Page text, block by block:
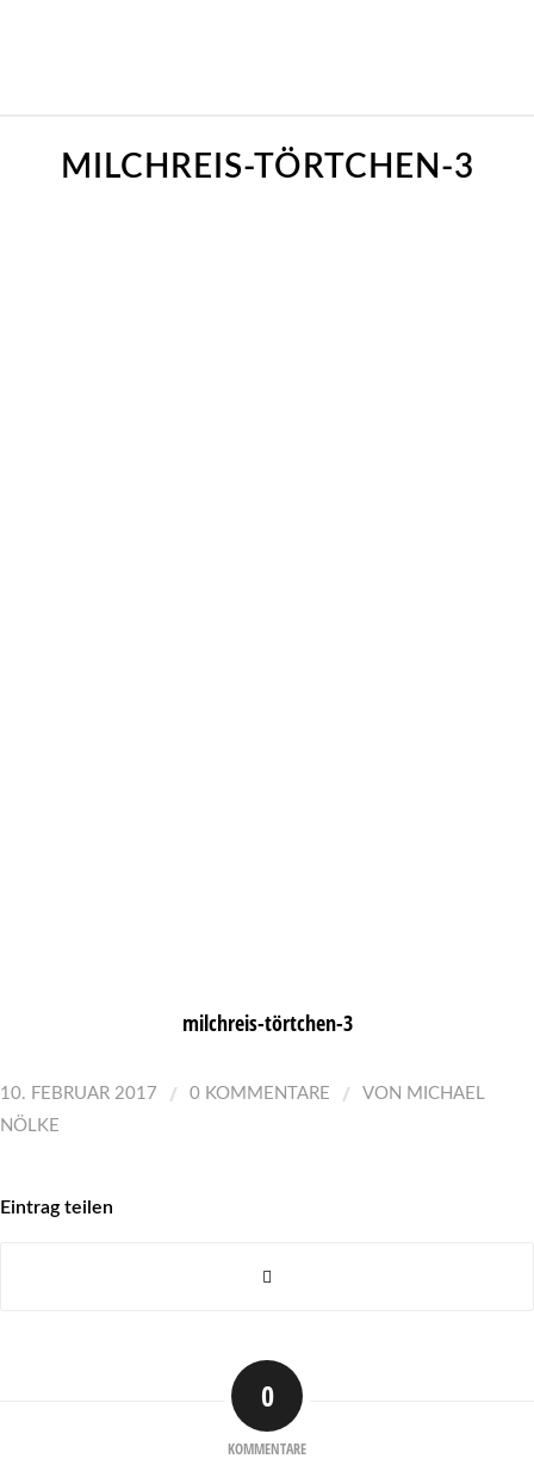
MILCHREIS-TÖRTCHEN-3
milchreis-törtchen-3
10. FEBRUAR 2017 / 0 KOMMENTARE / VON MICHAEL
NÖLKE
Eintrag teilen
0
KOMMENTARE